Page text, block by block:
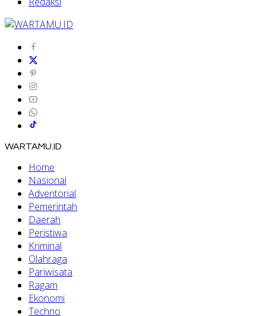
WARTAMU.ID
Home
Nasional
Adventorial
Pemerintah
Daerah
Peristiwa
Kriminal
Olahraga
Pariwisata
Ragam
Ekonomi
Techno